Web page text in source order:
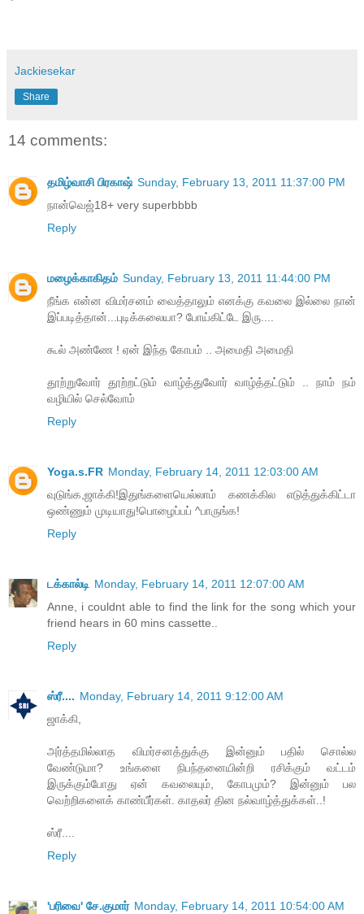
Jackiesekar
Share
14 comments:
தமிழ்வாசி பிரகாஷ் Sunday, February 13, 2011 11:37:00 PM
நான்வெஜ்18+ very superbbbb
Reply
மழைக்காகிதம் Sunday, February 13, 2011 11:44:00 PM
நீங்க என்ன விமர்சனம் வைத்தாலும் எனக்கு கவலை இல்லை நான்
இப்படித்தான்...புடிக்கலையா? போய்கிட்டே இரு....
கூல் அண்ணே ! ஏன் இந்த கோபம் .. அமைதி அமைதி
தூற்றுவோர் தூற்றட்டும் வாழ்த்துவோர் வாழ்த்தட்டும் .. நாம் நம்
வழியில் செல்வோம்
Reply
Yoga.s.FR Monday, February 14, 2011 12:03:00 AM
வுடுங்க,ஜாக்கி!இதுங்களையெல்லாம் கணக்கில எடுத்துக்கிட்டா
ஒண்ணும் முடியாது!பொழைப்பப் ^பாருங்க!
Reply
டக்கால்டி Monday, February 14, 2011 12:07:00 AM
Anne, i couldnt able to find the link for the song which your
friend hears in 60 mins cassette..
Reply
ஸ்ரீ.... Monday, February 14, 2011 9:12:00 AM
ஜாக்கி,
அர்த்தமில்லாத விமர்சனத்துக்கு இன்னும் பதில் சொல்ல
வேண்டுமா? உங்களை நிபந்தனையின்றி ரசிக்கும் வட்டம்
இருக்கும்போது ஏன் கவலையும், கோபமும்? இன்னும் பல
வெற்றிகளைக் காண்பீர்கள். காதலர் தின நல்வாழ்த்துக்கள்..!
ஸ்ரீ....
Reply
'பரிவை' சே.குமார் Monday, February 14, 2011 10:54:00 AM